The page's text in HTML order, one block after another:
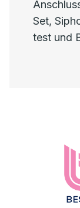
Set,
test und